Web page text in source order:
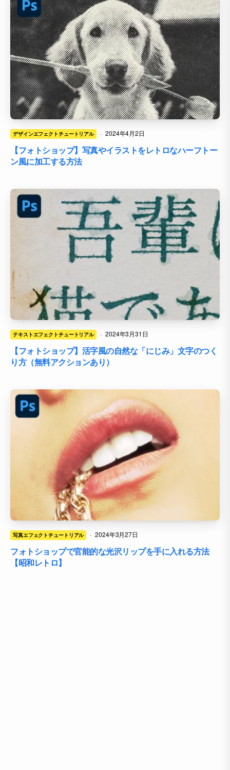
デザインエフェクトチュートリアル · 2024年4月2日
【フォトショップ】写真やイラストをレトロなハーフトー
ン風に加工する方法
テキストエフェクトチュートリアル · 2024年3月31日
【フォトショップ】活字風の自然な「にじみ」文字のつく
り方（無料アクションあり）
写真エフェクトチュートリアル · 2024年3月27日
フォトショップで官能的な光沢リップを手に入れる方法
【昭和レトロ】